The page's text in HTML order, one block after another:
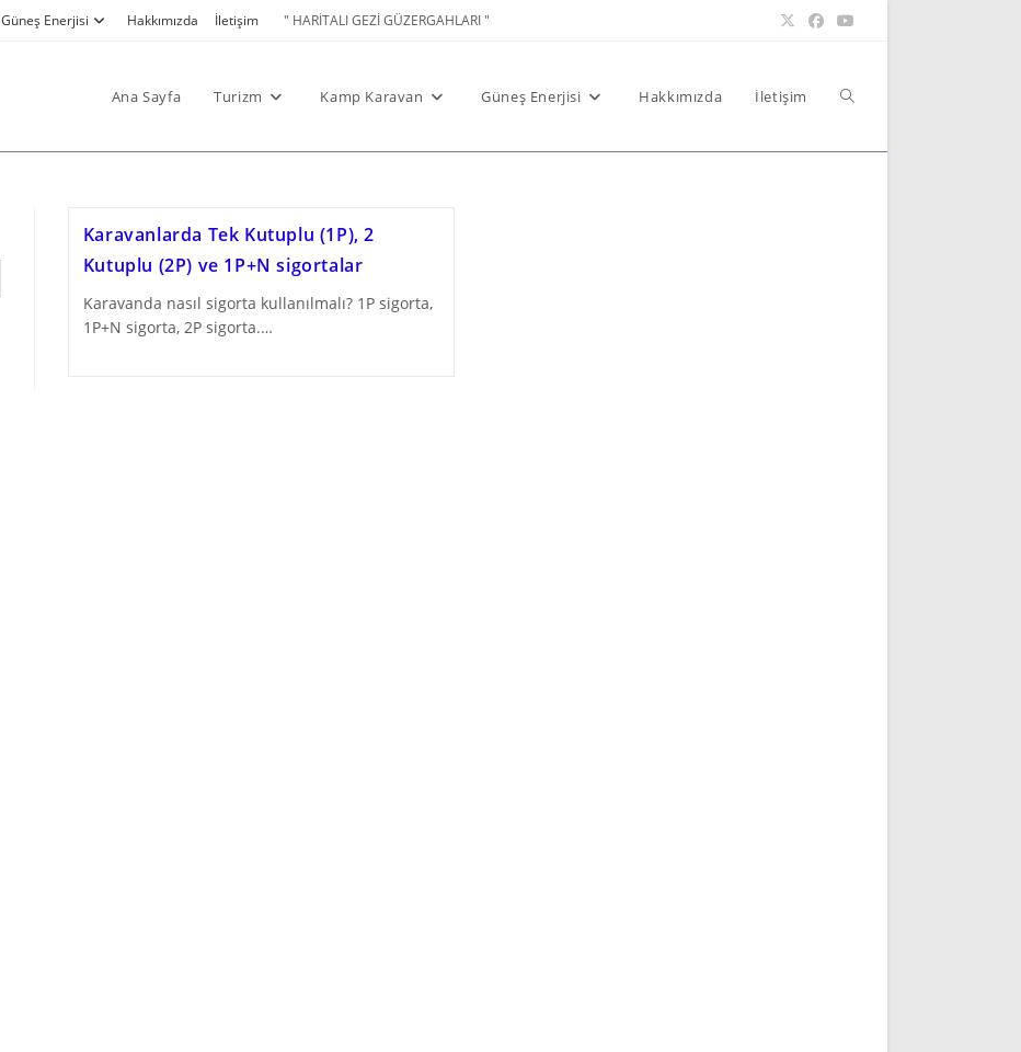
Güneş Enerjisi Hakkımızda İletişim " HARİTALI GEZİ GÜZERGAHLARI "
Ana Sayfa Turizm Kamp Karavan Güneş Enerjisi Hakkımızda İletişim Toggle
Karavanlarda Tek Kutuplu (1P), 2
Kutuplu (2P) ve 1P+N sigortalar
Karavanda nasıl sigorta kullanılmalı? 1P sigorta,
1P+N sigorta, 2P sigorta.…